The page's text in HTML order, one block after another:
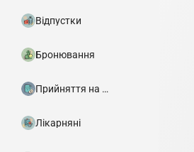
Відпустки
Бронювання
Прийняття на роботу
Лікарняні